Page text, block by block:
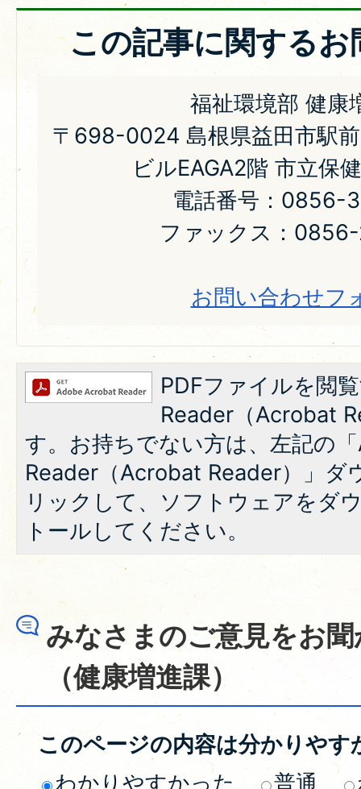
この記事に関する
福祉環境部 健康
〒698-0024 島根県益田市駅
ビルEAGA2階 市立保
電話番号：0856-
ファックス：
お問い合わせフ
PDFファイルを閲
Reader（Acrobat
す。お持ちでない方は、左記の
Reader（Acrobat Reader）」ダ
リックして、ソフトウェアをダ
トールしてください。
みなさまのご意見をお
（健康増進課）
このページの内容は分かりやす
わかりやすかった
普通